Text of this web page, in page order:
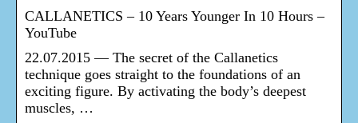
CALLANETICS – 10 Years Younger In 10 Hours –
YouTube
22.07.2015 — The secret of the Callanetics
technique goes straight to the foundations of an
exciting figure. By activating the body’s deepest
muscles, …